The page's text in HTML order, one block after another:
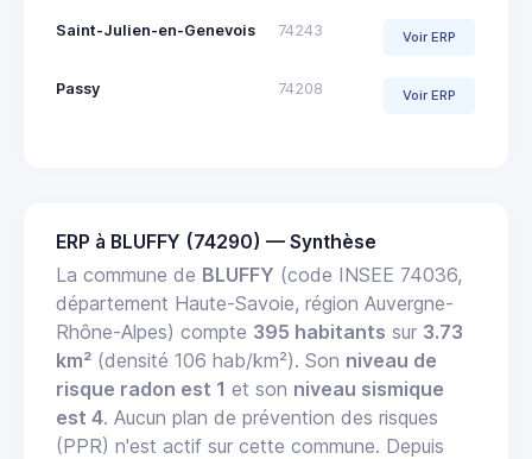
Saint-Julien-en-Genevois 74243 Voir ERP
Passy 74208 Voir ERP
ERP à BLUFFY (74290) — Synthèse
La commune de BLUFFY (code INSEE 74036,
département Haute-Savoie, région Auvergne-
Rhône-Alpes) compte 395 habitants sur 3.73
km² (densité 106 hab/km²). Son niveau de
risque radon est 1 et son niveau sismique
est 4. Aucun plan de prévention des risques
(PPR) n'est actif sur cette commune. Depuis